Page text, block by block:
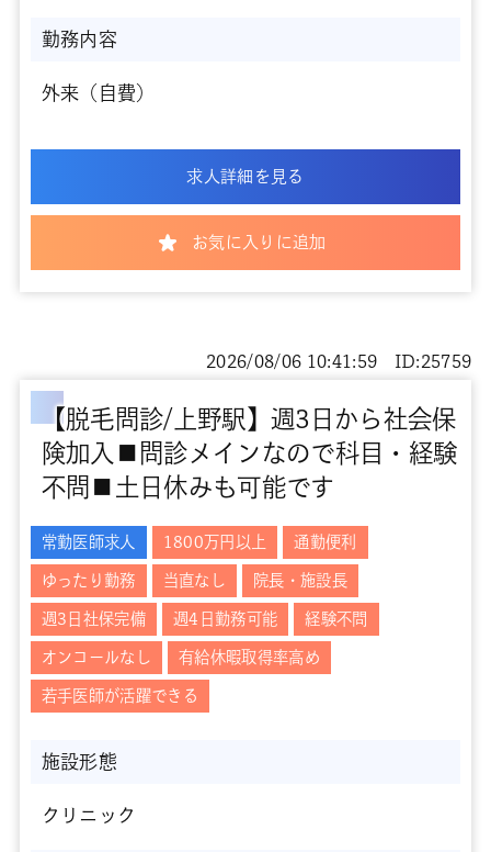
勤務内容
外来（自費）
求人詳細を見る
お気に入りに追加
【脱毛問診/上野駅】週3日から社会保
険加入■問診メインなので科目・経験
不問■土日休みも可能です
2026/08/06 10:41:59 ID:25759
常勤医師求人 1800万円以上 通勤便利
ゆったり勤務 当直なし 院長・施設長
週3日社保完備 週4日勤務可能 経験不問
オンコールなし 有給休暇取得率高め
若手医師が活躍できる
施設形態
クリニック